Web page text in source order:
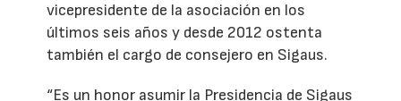
vicepresidente de la asociación en los
últimos seis años y desde 2012 ostenta
también el cargo de consejero en Sigaus.
“Es un honor asumir la Presidencia de Sigaus